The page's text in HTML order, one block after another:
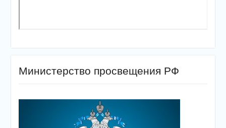
Министерство просвещения РФ